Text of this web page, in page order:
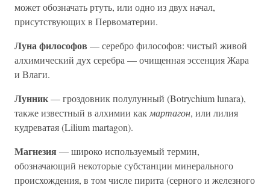
может обозначать ртуть, или одно из двух начал,
присутствующих в Первоматерии.
Луна философов — серебро философов: чистый живой
алхимический дух серебра — очищенная эссенция Жара
и Влаги.
Лунник— гроздовник полулунный (Botrychium lunara),
также известный в алхимии как мартагон, или лилия
кудреватая (Lilium martagon).
Магнезия — широко используемый термин,
обозначающий некоторые субстанции минерального
происхождения, в том числе пирита (серного и железного